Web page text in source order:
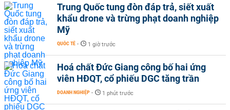
Trung Quốc tung đòn đáp trả, siết xuất
khẩu drone và trừng phạt doanh nghiệp
Mỹ
QUỐC TẾ - 1 giờ trước
Hoá chất Đức Giang công bố hai ứng
viên HĐQT, cổ phiếu DGC tăng trần
DOANH NGHIỆP - 1 phút trước